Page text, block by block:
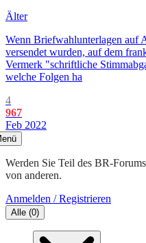
Älter
Wenn Briefwahlunterlagen auf
versendet wurden, auf dem
Vermerk "schriftliche
welche Folgen ha
4
967
Feb 2022
Werden Sie Teil des BR-
von anderen.
Anmelden / Registrieren
Alle (0)